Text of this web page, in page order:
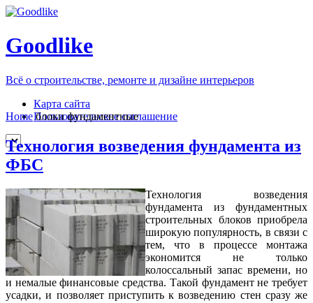
Goodlike
Всё о строительстве, ремонте и дизайне интерьеров
Карта сайта
Пользовательское соглашение
Home блоки фундаментные
Технология возведения фундамента из
ФБС
Технология возведения
фундамента из фундаментных
строительных блоков приобрела
широкую популярность, в связи с
тем, что в процессе монтажа
экономится не только
колоссальный запас времени, но
и немалые финансовые средства. Такой фундамент не требует
усадки, и позволяет приступить к возведению стен сразу же